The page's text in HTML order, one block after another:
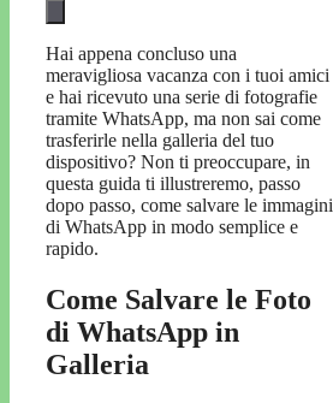
Hai appena concluso una
meravigliosa vacanza con i tuoi amici
e hai ricevuto una serie di fotografie
tramite WhatsApp, ma non sai come
trasferirle nella galleria del tuo
dispositivo? Non ti preoccupare, in
questa guida ti illustreremo, passo
dopo passo, come salvare le immagini
di WhatsApp in modo semplice e
rapido.
Come Salvare le Foto
di WhatsApp in
Galleria